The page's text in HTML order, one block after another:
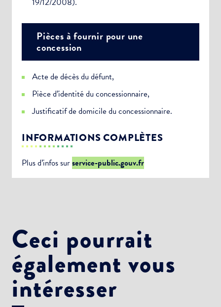
Pièces à fournir pour une
concession
Acte de décès du défunt,
Pièce d’identité du concessionnaire,
Justificatif de domicile du concessionnaire.
INFORMATIONS COMPLÈTES
Plus d’infos surservice-public.gouv.fr
Ceci pourrait
également vous
intéresser